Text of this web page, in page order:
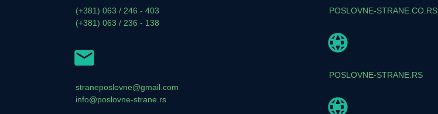
(+381) 063 / 246 - 403
(+381) 063 / 236 - 138
straneposlovne@gmail.com
info@poslovne-strane.rs
POSLOVNE-STRANE.CO.RS
POSLOVNE-STRANE.RS